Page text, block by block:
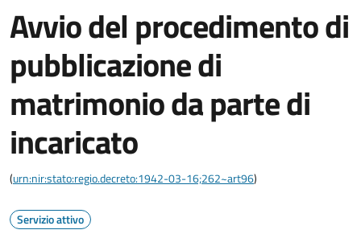
Avvio del procedimento di
pubblicazione di
matrimonio da parte di
incaricato
(urn:nir:stato:regio.decreto:1942-03-16;262~art96)
Servizio attivo